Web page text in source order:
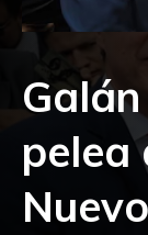
pelea